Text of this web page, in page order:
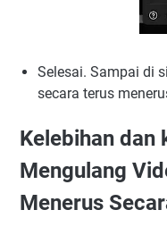
Selesai. Sampai di
secara terus
Kelebihan dan
Mengulang
Menerus